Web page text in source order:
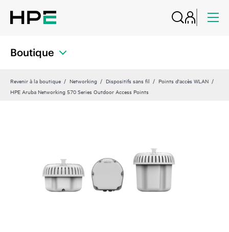
Boutique
Revenir à la boutique Networking Dispositifs sans fil
Points d'accès WLAN
HPE Aruba Networking 570 Series Outdoor Access Points